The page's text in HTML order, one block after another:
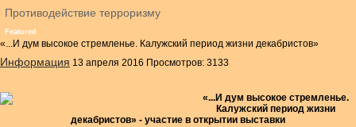
Противодействие терроризму
Featured
«...И дум высокое стремленье. Калужский период жизни декабристов»
Информация 13 апреля 2016 Просмотров: 3133
«...И дум высокое стремленье.
Калужский период жизни
декабристов» - участие в открытии выставки